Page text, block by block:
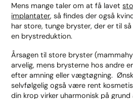
Mens mange taler om at få lavet
implantater, så findes der også
har store, tunge bryster, der er til
en brystreduktion.
Årsagen til store bryster
arvelig, mens brysterne hos andre
efter amning eller vægtøgning.
selvfølgelig også være rent
din krop virker uharmonisk på